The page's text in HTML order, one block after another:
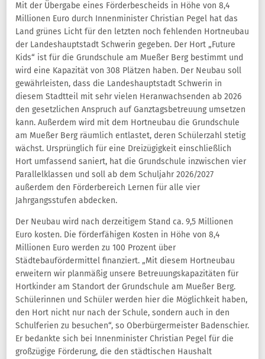
Mit der Übergabe eines Förderbescheids in Höhe von 8,4
Millionen Euro durch Innenminister Christian Pegel hat das
Land grünes Licht für den letzten noch fehlenden Hortneubau
der Landeshauptstadt Schwerin gegeben. Der Hort „Future
Kids“ ist für die Grundschule am Mueßer Berg bestimmt und
wird eine Kapazität von 308 Plätzen haben. Der Neubau soll
gewährleisten, dass die Landeshauptstadt Schwerin in
diesem Stadtteil mit sehr vielen Heranwachsenden ab 2026
den gesetzlichen Anspruch auf Ganztagsbetreuung umsetzen
kann. Außerdem wird mit dem Hortneubau die Grundschule
am Mueßer Berg räumlich entlastet, deren Schülerzahl stetig
wächst. Ursprünglich für eine Dreizügigkeit einschließlich
Hort umfassend saniert, hat die Grundschule inzwischen vier
Parallelklassen und soll ab dem Schuljahr 2026/2027
außerdem den Förderbereich Lernen für alle vier
Jahrgangsstufen abdecken.
Der Neubau wird nach derzeitigem Stand ca. 9,5 Millionen
Euro kosten. Die förderfähigen Kosten in Höhe von 8,4
Millionen Euro werden zu 100 Prozent über
Städtebaufördermittel finanziert. „Mit diesem Hortneubau
erweitern wir planmäßig unsere Betreuungskapazitäten für
Hortkinder am Standort der Grundschule am Mueßer Berg.
Schülerinnen und Schüler werden hier die Möglichkeit haben,
den Hort nicht nur nach der Schule, sondern auch in den
Schulferien zu besuchen“, so Oberbürgermeister Badenschier.
Er bedankte sich bei Innenminister Christian Pegel für die
großzügige Förderung, die den städtischen Haushalt